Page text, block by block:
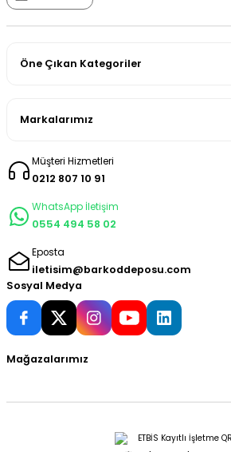
Öne Çıkan Kategoriler
Markalarımız
Müşteri Hizmetleri
0212 807 10 91
WhatsApp İletişim
0554 494 58 02
Eposta
iletisim@barkoddeposu.com
Sosyal Medya
Mağazalarımız